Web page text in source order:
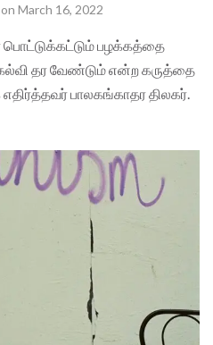
on March 16, 2022
பழக்கத்தை
தர வேண்டும் என்ற கருத்தை
எதிர்த்தவர் பாலகங்காதர திலகர்.